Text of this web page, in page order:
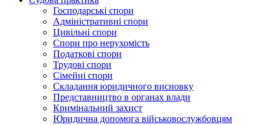
Господарські спори
Адміністративні спори
Цивільні спори
Спори про нерухомість
Податкові спори
Трудові спори
Сімейні спори
Складання юридичного висновку
Представництво в органах влади
Кримінальний захист
Юридична допомога військовослужбовцям